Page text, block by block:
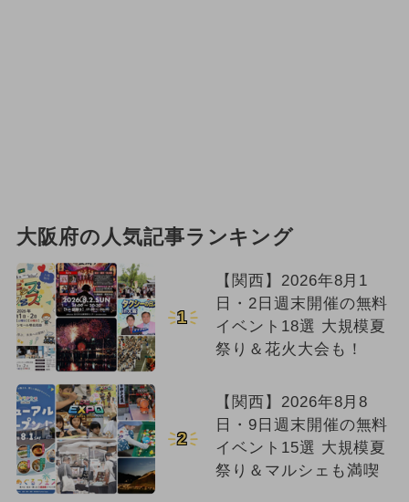
大阪府の人気記事ランキング
1
【関西】2026年8月1
日・2日週末開催の無料
イベント18選 大規模夏
祭り＆花火大会も！
2
【関西】2026年8月8
日・9日週末開催の無料
イベント15選 大規模夏
祭り＆マルシェも満喫